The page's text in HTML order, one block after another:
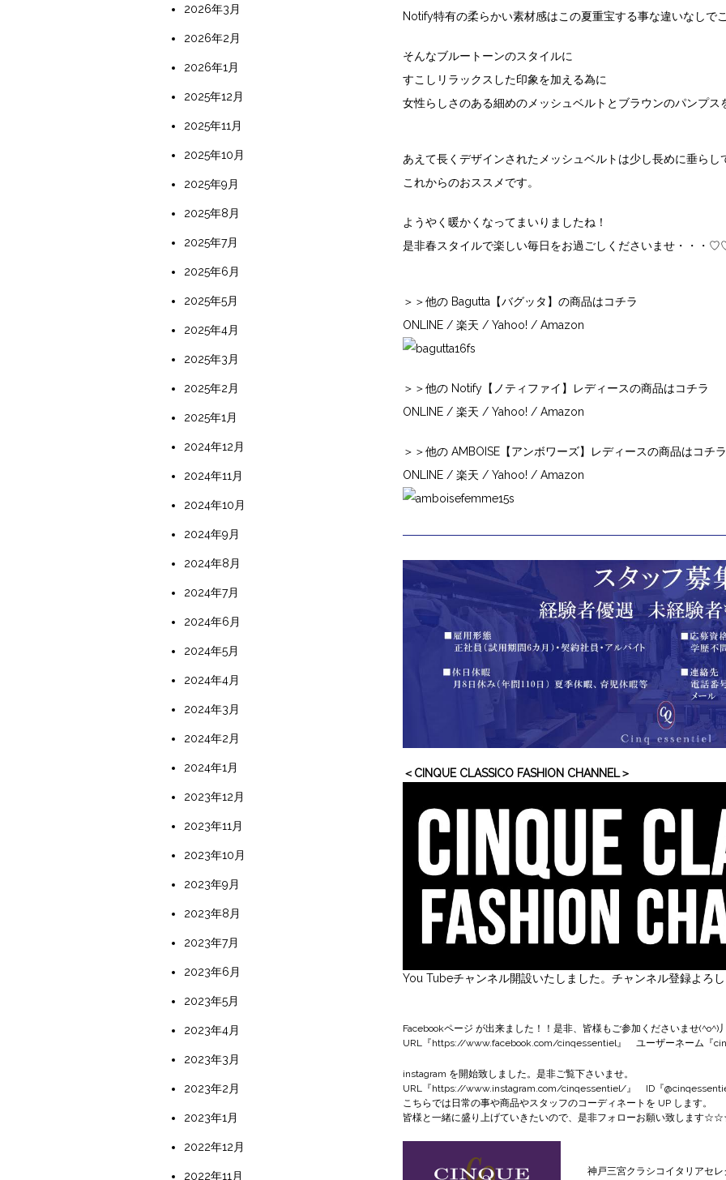
Notify特有の柔らかい素材感はこの夏重宝する事な違いなしで
そんなブルートーンのスタイルに
すこしリラックスした印象を加える為に
女性らしさのある細めのメッシュベルトとブラウンのパンプス
あえて長くデザインされたメッシュベルトは少し長めに垂らし
これからのおススメです。
ようやく暖かくなってまいりましたね！
是非春スタイルで楽しい毎日をお過ごしくださいませ・・・
＞＞他の Bagutta【バグッタ】の商品はコチラ
ONLINE / 楽天 / Yahoo! / Amazon
＞＞他の Notify【ノティファイ】レディースの商品はコチラ
ONLINE / 楽天 / Yahoo! / Amazon
＞＞他の AMBOISE【アンボワーズ】レディースの商品はコチラ
ONLINE / 楽天 / Yahoo! / Amazon
＜CINQUE CLASSICO FASHION CHANNEL＞
You Tubeチャンネル開設いたしました。チャンネル登録よろし
Facebookページ が出来ました！！是非、皆様もご参加くださいませ(^o^)丿
URL『https://www.facebook.com/cinqessentiel』 ユーザーネーム『
instagram を開始致しました。是非ご覧下さいませ。
URL『https://www.instagram.com/cinqessentiel/』 ID『
こちらでは日常の事や商品やスタッフのコーディネートを UP します。
皆様と一緒に盛り上げていきたいので、是非フォローお願い致します
神戸三宮クラシコイタリアセ
2026年3月
2026年2月
2026年1月
2025年12月
2025年11月
2025年10月
2025年9月
2025年8月
2025年7月
2025年6月
2025年5月
2025年4月
2025年3月
2025年2月
2025年1月
2024年12月
2024年11月
2024年10月
2024年9月
2024年8月
2024年7月
2024年6月
2024年5月
2024年4月
2024年3月
2024年2月
2024年1月
2023年12月
2023年11月
2023年10月
2023年9月
2023年8月
2023年7月
2023年6月
2023年5月
2023年4月
2023年3月
2023年2月
2023年1月
2022年12月
2022年11月